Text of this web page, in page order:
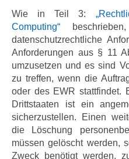
Wie in Teil 3:
Computing“
datenschutzrechtliche
Anforderungen aus § 11
umzusetzen und es sind
zu treffen, wenn die
oder des EWR stattfindet.
Drittstaaten ist ein
sicherzustellen. Einen
die Löschung
müssen gelöscht werden,
Zweck benötigt werden,